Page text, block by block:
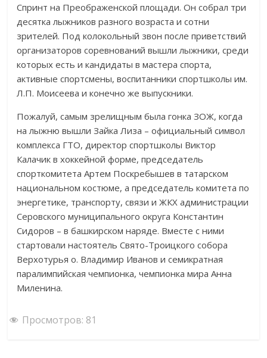
Спринт на Преображенской площади. Он собрал три
десятка лыжников разного возраста и сотни
зрителей. Под колокольный звон после приветствий
организаторов соревнований вышли лыжники, среди
которых есть и кандидаты в мастера спорта,
активные спортсмены, воспитанники спортшколы им.
Л.П. Моисеева и конечно же выпускники.
Пожалуй, самым зрелищным была гонка ЗОЖ, когда
на лыжню вышли Зайка Лиза – официальный символ
комплекса ГТО, директор спортшколы Виктор
Калачик в хоккейной форме, председатель
спорткомитета Артем Поскребышев в татарском
национальном костюме, а председатель комитета по
энергетике, транспорту, связи и ЖКХ администрации
Серовского муниципального округа Константин
Сидоров – в башкирском наряде. Вместе с ними
стартовали настоятель Свято-Троицкого собора
Верхотурья о. Владимир Иванов и семикратная
паралимпийская чемпионка, чемпионка мира Анна
Миленина.
Просмотров: 81